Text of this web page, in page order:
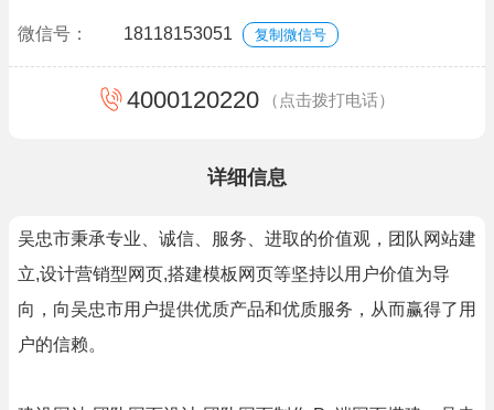
微信号： 18118153051 复制微信号
4000120220 （点击拨打电话）
详细信息
吴忠市秉承专业、诚信、服务、进取的价值观，团队网站建
立,设计营销型网页,搭建模板网页等坚持以用户价值为导
向，向吴忠市用户提供优质产品和优质服务，从而赢得了用
户的信赖。